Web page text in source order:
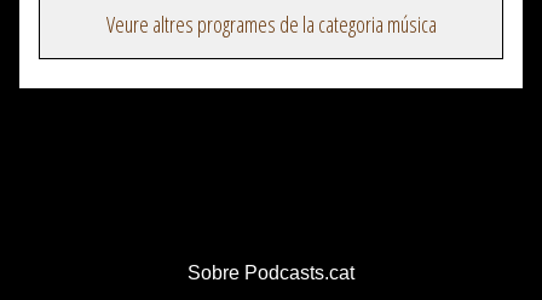
Veure altres programes de la categoria música
Sobre Podcasts.cat